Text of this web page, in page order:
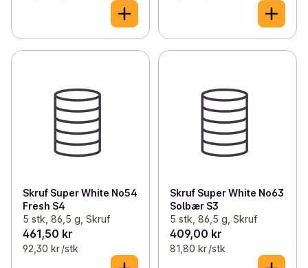
Skruf Super White No54
Fresh S4
5 stk, 86,5 g, Skruf
461,50 kr
92,30 kr /stk
Skruf Super White No63
Solbær S3
5 stk, 86,5 g, Skruf
409,00 kr
81,80 kr /stk